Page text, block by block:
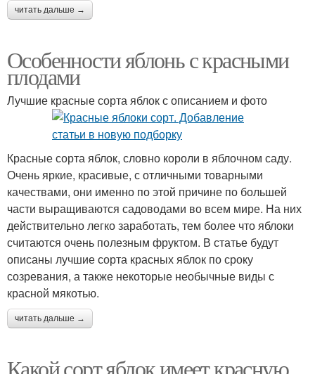
читать дальше →
Особенности яблонь с красными
плодами
Лучшие красные сорта яблок с описанием и фото
Красные сорта яблок, словно короли в яблочном саду.
Очень яркие, красивые, с отличными товарными
качествами, они именно по этой причине по большей
части выращиваются садоводами во всем мире. На них
действительно легко заработать, тем более что яблоки
считаются очень полезным фруктом. В статье будут
описаны лучшие сорта красных яблок по сроку
созревания, а также некоторые необычные виды с
красной мякотью.
читать дальше →
Какой сорт яблок имеет красную